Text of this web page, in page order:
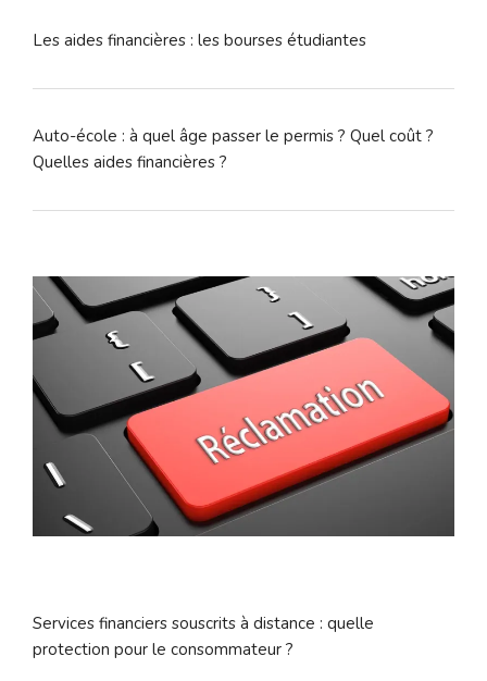
Les aides financières : les bourses étudiantes
Auto-école : à quel âge passer le permis ? Quel coût ?
Quelles aides financières ?
Services financiers souscrits à distance : quelle
protection pour le consommateur ?